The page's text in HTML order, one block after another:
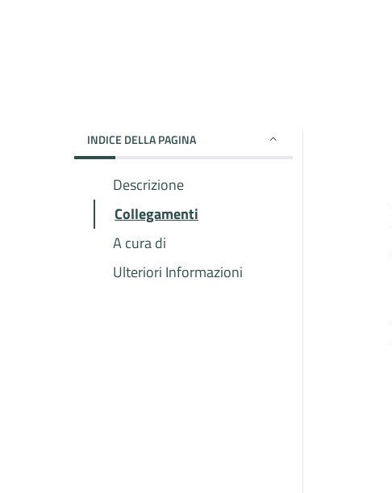
INDICE DELLA PAGINA
Descrizione
Collegamenti
A cura di
Ulteriori Informazioni